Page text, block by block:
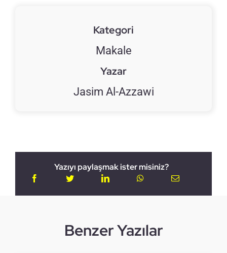
Kategori
Makale
Yazar
Jasim Al-Azzawi
Yazıyı paylaşmak ister misiniz?
Benzer Yazılar